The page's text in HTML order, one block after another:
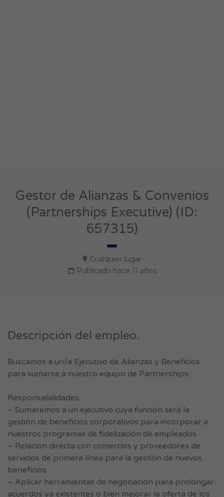
Gestor de Alianzas & Convenios
(Partnerships Executive) (ID:
657315)
Cualquier lugar
Publicado hace 11 años
Descripción del empleo.
Buscamos a un/a Ejecutivo de Alianzas y Beneficios
para sumarse a nuestro equipo de Partnerships.
Responsabilidades:
– Sumaremos a un ejecutivo cuya función será la
gestión de beneficios corporativos para incorporar a
nuestros programas de fidelización de empleados.
– Relación directa con comercios y proveedores de
servicios de primera línea para la gestión de nuevos
beneficios.
– Aplicar herramientas de negociación para prolongar
acuerdos ya existentes o bien mejorar la oferta de los